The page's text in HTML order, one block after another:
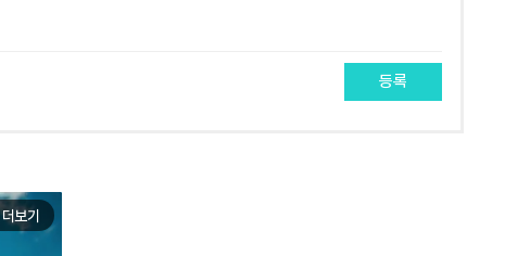
등록
더보기